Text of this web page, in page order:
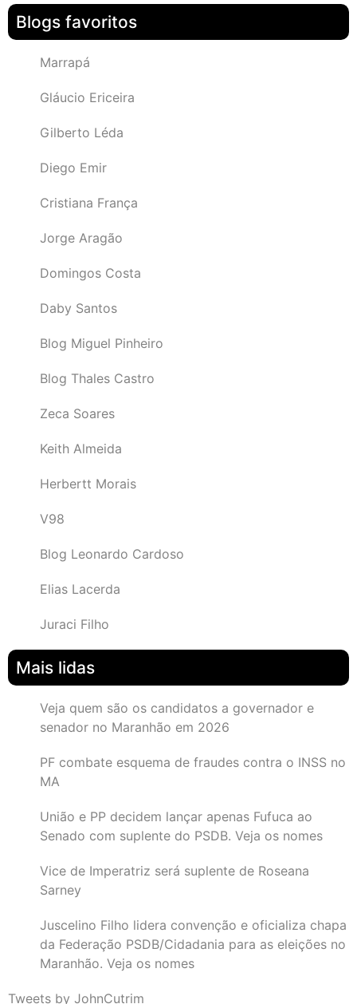
Blogs favoritos
Marrapá
Gláucio Ericeira
Gilberto Léda
Diego Emir
Cristiana França
Jorge Aragão
Domingos Costa
Daby Santos
Blog Miguel Pinheiro
Blog Thales Castro
Zeca Soares
Keith Almeida
Herbertt Morais
V98
Blog Leonardo Cardoso
Elias Lacerda
Juraci Filho
Mais lidas
Veja quem são os candidatos a governador e
senador no Maranhão em 2026
PF combate esquema de fraudes contra o INSS no
MA
União e PP decidem lançar apenas Fufuca ao
Senado com suplente do PSDB. Veja os nomes
Vice de Imperatriz será suplente de Roseana
Sarney
Juscelino Filho lidera convenção e oficializa chapa
da Federação PSDB/Cidadania para as eleições no
Maranhão. Veja os nomes
Tweets by JohnCutrim